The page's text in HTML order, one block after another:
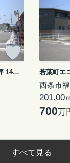
若葉町エコタウン土地【740】59.16坪 14号地 若葉町エ
西条市
201.00
700万
すべて見る